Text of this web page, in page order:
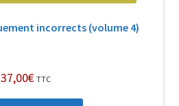
incorrects (volume 4)
37,00€ TTC